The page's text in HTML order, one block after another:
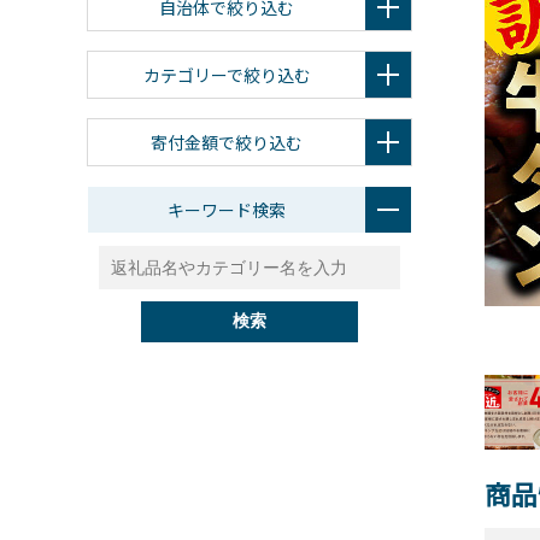
商
自治体で絞り込む
カテゴリーで絞り込む
寄付金額で絞り込む
キーワード検索
検索